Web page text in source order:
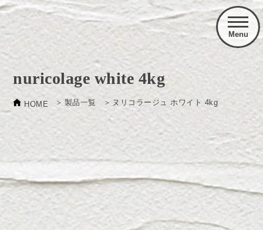
Menu
nuricolage white 4kg
HOME 製品一覧 ヌリコラージュ ホワイト 4kg